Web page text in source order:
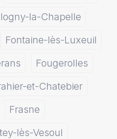
la-Chapelle
Fontaine-lès-Luxeuil
Fougerolles
et-Chatebier
Frasne
lès-Vesoul